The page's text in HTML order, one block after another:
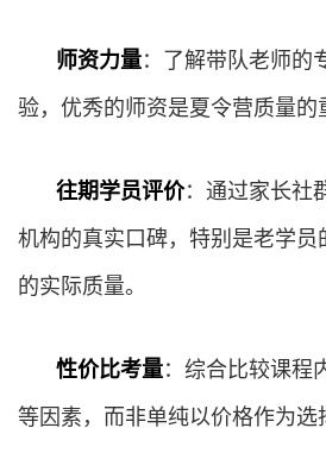
师资力量：了解带队老师的
验，优秀的师资是夏令营质量的
往期学员评价：通过家长社
机构的真实口碑，特别是老学员
的实际质量。
性价比考量：综合比较课程
等因素，而非单纯以价格作为选